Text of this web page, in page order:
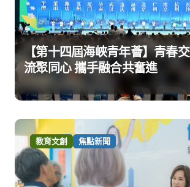
【第十四屆海峽青年薈】青春交
流聚同心 攜手融合共奮進
教育文創 焦點新聞